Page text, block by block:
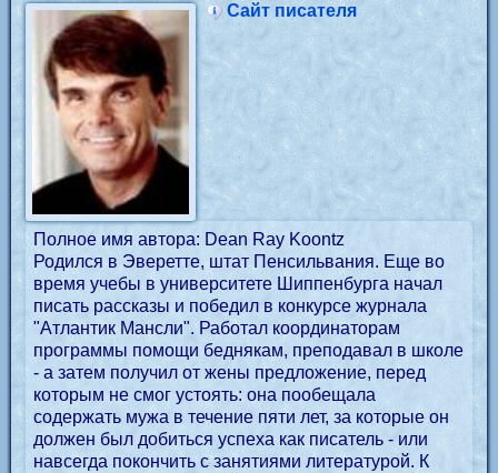
Сайт писателя
Полное имя автора: Dean Ray Koontz
Родился в Эверетте, штат Пенсильвания. Еще во
время учебы в университете Шиппенбурга начал
писать рассказы и победил в конкурсе журнала
"Атлантик Мансли". Работал координаторам
программы помощи беднякам, преподавал в школе
- а затем получил от жены предложение, перед
которым не смог устоять: она пообещала
содержать мужа в течение пяти лет, за которые он
должен был добиться успеха как писатель - или
навсегда покончить с занятиями литературой. К